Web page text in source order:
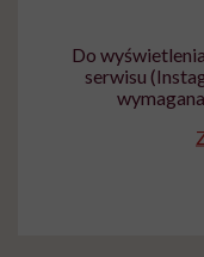
Do
serwisu